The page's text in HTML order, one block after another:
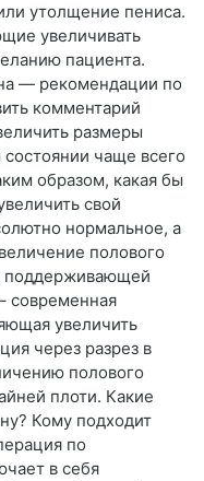
утолщение пениса.
увеличивать
пациента.
— рекомендации по
комментарий
размеры
чаще всего
образом, какая бы
свой
нормальное, а
полового
поддерживающей
современная
увеличить
через разрез в
полового
плоти. Какие
Кому подходит
по
в себя